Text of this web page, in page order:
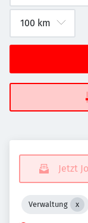
Jetzt
Verwaltung